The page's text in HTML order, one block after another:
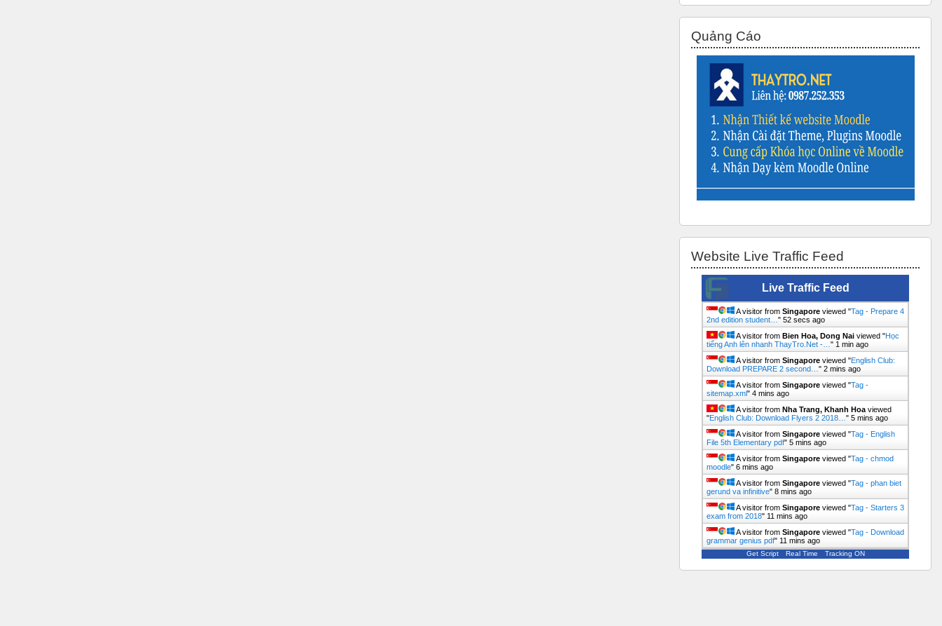
Quảng Cáo
Website Live Traffic Feed
Live Traffic Feed
A visitor from Singapore viewed "Tag - Prepare 4
2nd edition student…" 53 secs ago
A visitor from Bien Hoa, Dong Nai viewed "Học
tiếng Anh lên nhanh ThayTro.Net -…" 1 min ago
A visitor from Singapore viewed "English Club:
Download PREPARE 2 second…" 2 mins ago
A visitor from Singapore viewed "Tag -
sitemap.xml" 4 mins ago
A visitor from Nha Trang, Khanh Hoaviewed
"English Club: Download Flyers 2 2018…" 5 mins ago
A visitor from Singapore viewed "Tag - English
File 5th Elementary pdf" 5 mins ago
A visitor from Singapore viewed "Tag - chmod
moodle" 6 mins ago
A visitor from Singapore viewed "Tag - phan biet
gerund va infinitive" 9 mins ago
A visitor from Singapore viewed "Tag - Starters 3
exam from 2018" 11 mins ago
A visitor from Singapore viewed "Tag - Download
grammar genius pdf" 11 mins ago
Get Script Real Time Tracking ON